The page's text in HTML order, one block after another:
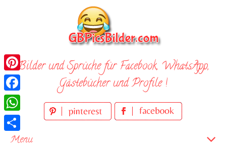
Bilder und Sprüche für Facebook, WhatsApp,
Gästebücher und Profile !
Menu
Pinterest
Facebook
WhatsApp
Teilen